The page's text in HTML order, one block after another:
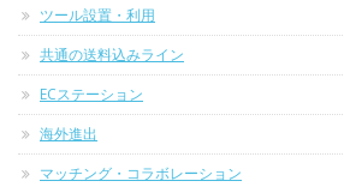
ツール設置・利用
共通の送料込みライン
ECステーション
海外進出
マッチング・コラボレーション